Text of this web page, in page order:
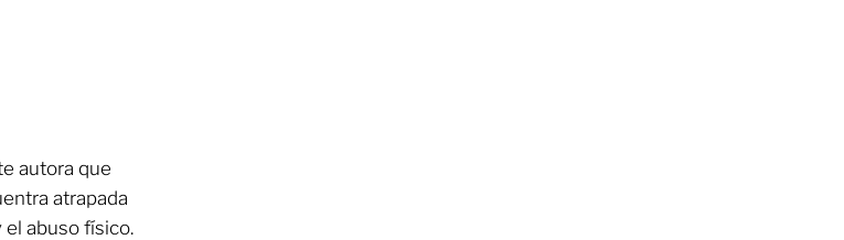
autora que
atrapada
abuso físico.